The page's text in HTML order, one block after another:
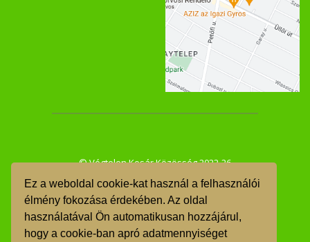
Ez a weboldal cookie-kat használ a felhasználói
élmény fokozása érdekében. Az oldal
használatával Ön automatikusan hozzájárul,
hogy a cookie-ban apró adatmennyiséget
© Végtelen Kosár Közösség 2022-26
ÁSZF
GDPR